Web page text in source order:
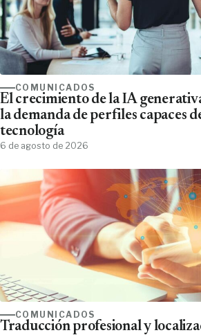
COMUNICADOS
El crecimiento de la IA
la demanda de perfiles capaces
tecnología
6 de agosto de 2026
COMUNICADOS
Traducción profesional y